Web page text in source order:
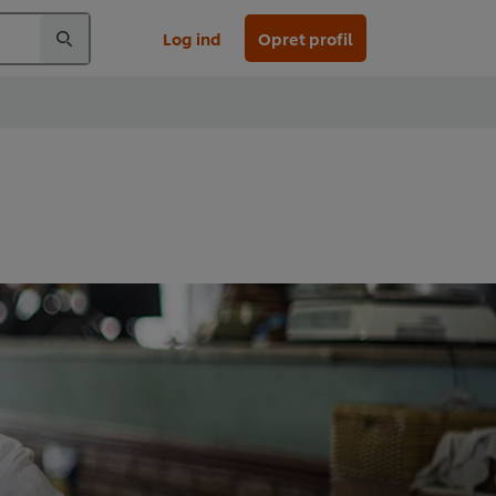
Log ind Opret profil